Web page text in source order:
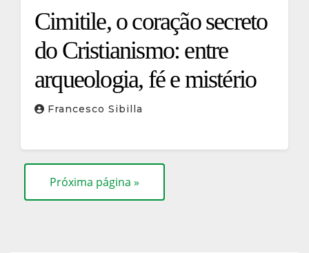
Cimitile, o coração secreto
do Cristianismo: entre
arqueologia, fé e mistério
Francesco Sibilla
Próxima página »